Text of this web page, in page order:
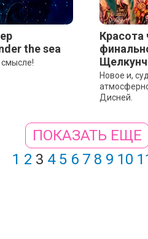
the sea
смысле!
Красота
Новое и,
Дисней.
ПОКАЗАТЬ ЕЩЕ
1 2 3 4 5 6 7 8 9 10